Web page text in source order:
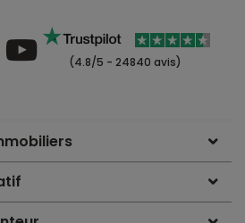
(4.8/5 - 24840 avis)